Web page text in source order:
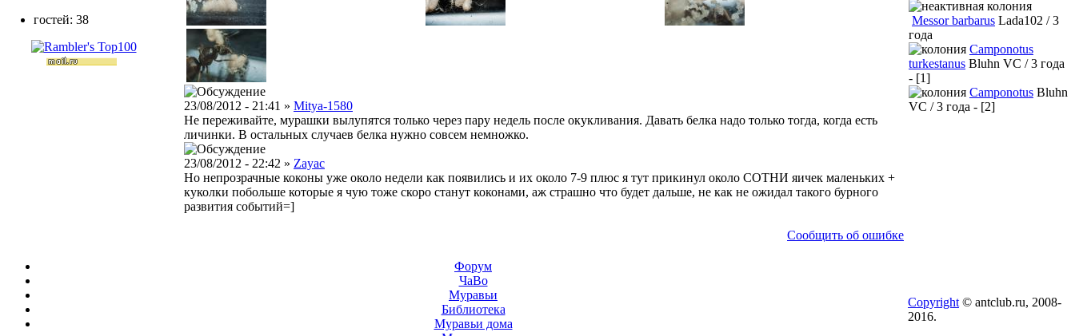
23/08/2012 - 21:41 » Mitya-1580
Не переживайте, мурашки вылупятся только через пару недель после окукливания. Давать белка надо только тогда, когда есть
личинки. В остальных случаев белка нужно совсем немножко.
23/08/2012 - 22:42 » Zayac
Но непрозрачные коконы уже около недели как появились и их около 7-9 плюс я тут прикинул около СОТНИ яичек маленьких +
куколки побольше которые я чую тоже скоро станут коконами, аж страшно что будет дальше, не как не ожидал такого бурного
развития событий=]
Сообщить об ошибке
гостей: 38
Messor barbarus Lada102 / 3
года
Camponotus
turkestanus Bluhn VC / 3 года
- [1]
Camponotus Bluhn
VC / 3 года - [2]
Форум
ЧаВо
Муравьи
Библиотека
Муравьи дома
Copyright © antclub.ru, 2008-
2016.